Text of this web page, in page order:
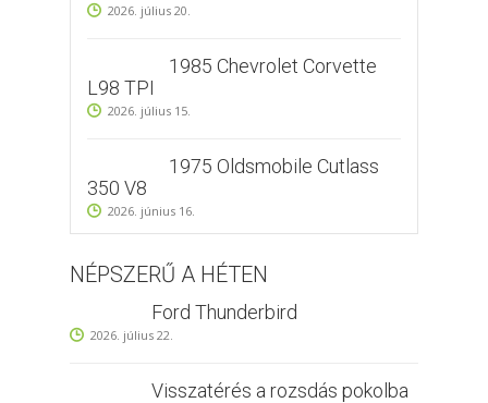
2026. július 20.
1985 Chevrolet Corvette
L98 TPI
2026. július 15.
1975 Oldsmobile Cutlass
350 V8
2026. június 16.
NÉPSZERŰ A HÉTEN
Ford Thunderbird
2026. július 22.
Visszatérés a rozsdás pokolba